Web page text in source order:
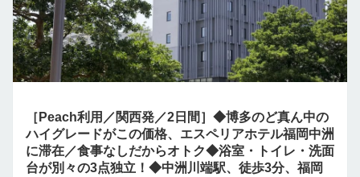
［Peach利用／関西発／2日間］◆博多のど真ん中の
ハイグレードがこの価格、エスペリアホテル福岡中洲
に滞在／食事なしだからオトク◆浴室・トイレ・洗面
台が別々の3点独立！◆中洲川端駅、徒歩3分、福岡